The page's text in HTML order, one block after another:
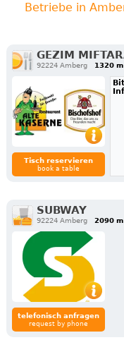
Betriebe in
GEZIM
92224 Amberg 1320 m
Tisch reservieren
book a table
SUBWAY
92224 Amberg 2090 m
telefonisch anfragen
request by phone